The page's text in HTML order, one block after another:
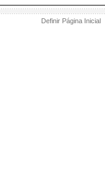
Definir Página Inicial